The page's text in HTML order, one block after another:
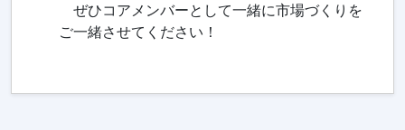
ぜひコアメンバーとして一緒に市場づくりを
ご一緒させてください！